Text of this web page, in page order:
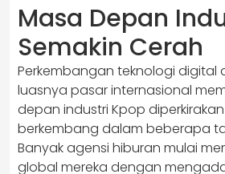
Masa Depan
Semakin Cerah
Perkembangan teknologi digital
luasnya pasar internasional
depan industri Kpop
berkembang dalam beberapa
Banyak agensi hiburan mulai
global mereka dengan